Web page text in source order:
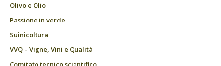
Olivo e Olio
Passione in verde
Suinicoltura
VVQ – Vigne, Vini e Qualità
Comitato tecnico scientifico